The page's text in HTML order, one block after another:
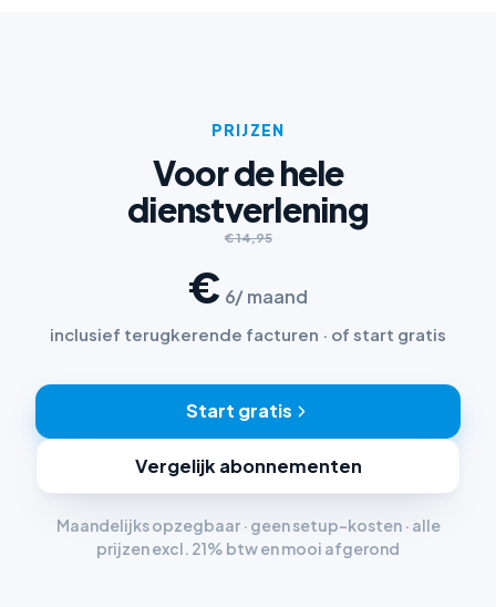
PRIJZEN
Voor de hele
dienstverlening
€ 14,95
€ 6/ maand
inclusief terugkerende facturen · of start gratis
Start gratis
Vergelijk abonnementen
Maandelijks opzegbaar · geen setup-kosten · alle
prijzen excl. 21% btw en mooi afgerond